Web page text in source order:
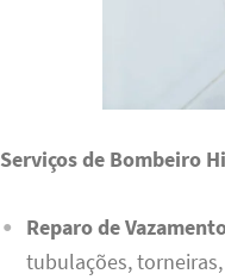
Serviços de Bombeiro
Reparo de
tubulações,